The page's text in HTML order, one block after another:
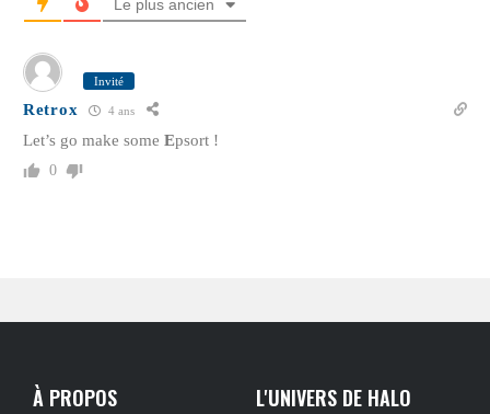
Le plus ancien
Invité
Retrox 4 ans
Let’s go make some Epsort !
0
À PROPOS L'UNIVERS DE HALO